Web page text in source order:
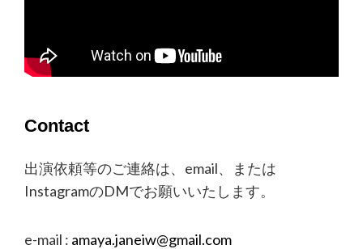
Contact
出演依頼等のご連絡は、email、または
InstagramのDMでお願いいたします。
e-mail : amaya.janeiw@gmail.com